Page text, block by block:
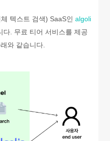
텍스트 검색) SaaS인 algoli
다. 무료 티어 서비스를 제공
와 같습니다.